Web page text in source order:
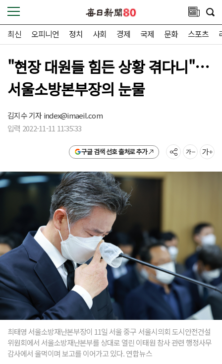
최신 오피니언 정치 사회 경제 국제 문화 스포츠
"현장 대원들 힘든 상황 겪다니"…
서울소방본부장의 눈물
김지수 기자index@imaeil.com
입력 2022-11-11 11:35:33
구글 검색 선호 출처로 추가
최태영 서울소방재난본부장이 11일 서울 중구 서울시의회 도시안전건설
위원회에서 서울소방재난본부를 상대로 열린 이태원 참사 관련 행정사무
감사에서 울먹이며 보고를 이어가고 있다. 연합뉴스